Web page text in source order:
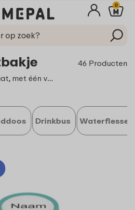
0
46 Producten
Waar je ook heen gaat, met één van onze onverwoestbare broodtrommels heb je altijd voldoende lekkers bij je. Niet alleen ideaal voor je pauzes op school, maar ook heel handig om mee te nemen tijdens een dagje weg, in de speeltuin of bij het sporten.
Drinkbus Waterflessen